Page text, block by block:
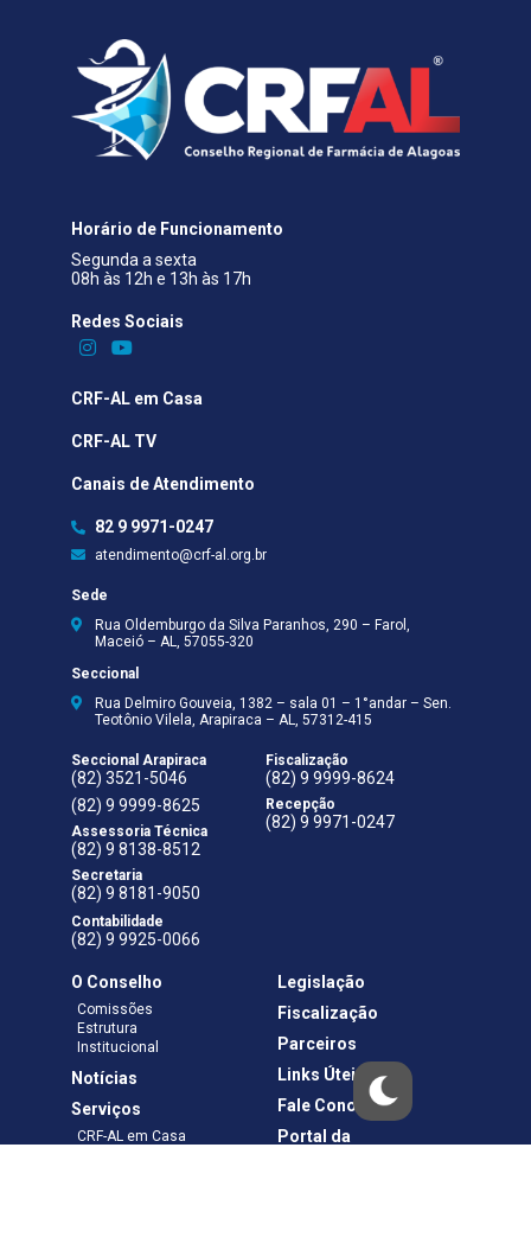
Horário de Funcionamento
Segunda a sexta
08h às 12h e 13h às 17h
Redes Sociais​
CRF-AL em Casa
CRF-AL TV
Canais de Atendimento
82 9 9971-0247
atendimento@crf-al.org.br
Sede
Rua Oldemburgo da Silva Paranhos, 290 – Farol,
Maceió – AL, 57055-320
Seccional
Rua Delmiro Gouveia, 1382 – sala 01 – 1°andar – Sen.
Teotônio Vilela, Arapiraca – AL, 57312-415
Seccional Arapiraca
(82) 3521-5046
(82) 9 9999-8625
Assessoria Técnica
(82) 9 8138-8512
Secretaria
(82) 9 8181-9050
Contabilidade
(82) 9 9925-0066
Fiscalização
(82) 9 9999-8624
Recepção
(82) 9 9971-0247
O Conselho
Comissões
Estrutura
Institucional
Notícias
Serviços
CRF-AL em Casa
Legislação
Fiscalização
Parceiros
Links Úteis
Fale Conosco
Portal da